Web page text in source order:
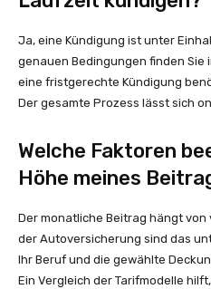
Ja, eine Kündigung ist unter
genauen Bedingungen finden Sie
eine fristgerechte Kündigung
Der gesamte Prozess lässt sich
Welche Faktoren
Höhe meines
Der monatliche Beitrag hängt
der Autoversicherung sind das
Ihr Beruf und die gewählte
Ein Vergleich der Tarifmodelle